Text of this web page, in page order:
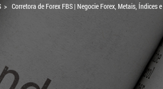
Corretora de Forex FBS | Negocie Forex, Metais, Índices